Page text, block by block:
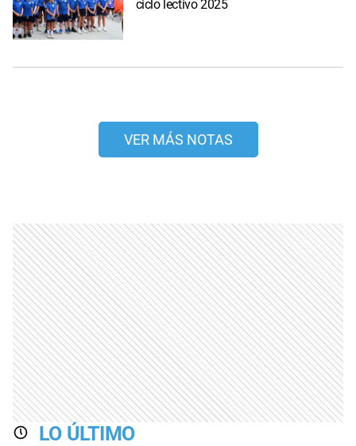
ciclo lectivo 2025
VER MÁS NOTAS
LO ÚLTIMO